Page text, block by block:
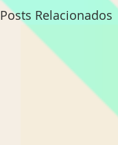
Posts Relacionados